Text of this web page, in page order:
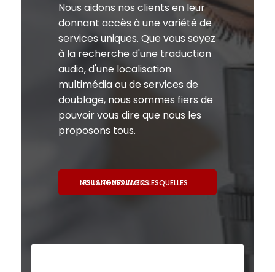
Nous aidons nos clients en leur
donnant accès à une variété de
services uniques. Que vous soyez
à la recherche d'une traduction
audio, d'une localisation
multimédia ou de services de
doublage, nous sommes fiers de
pouvoir vous dire que nous les
proposons tous.
LES LANGUES AVEC LESQUELLES NOUS TRAVAILLONS